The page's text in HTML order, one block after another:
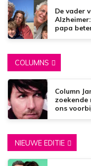
De vader
papa
COLUMNS
Column
zoekende
ons
NIEUWE EDITIE